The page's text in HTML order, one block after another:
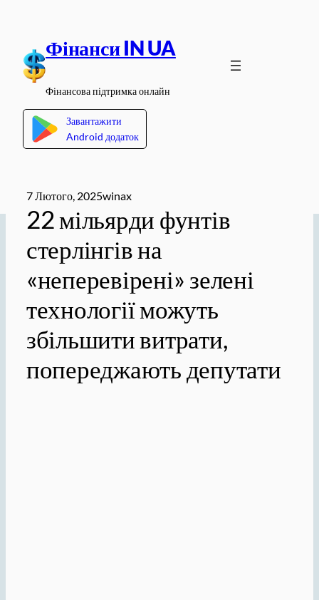
вмісту
Фінанси IN UA
Фінансова підтримка онлайн
Завантажити
Android додаток
7 Лютого, 2025winax
22 мільярди фунтів
стерлінгів на
«неперевірені» зелені
технології можуть
збільшити витрати,
попереджають депутати